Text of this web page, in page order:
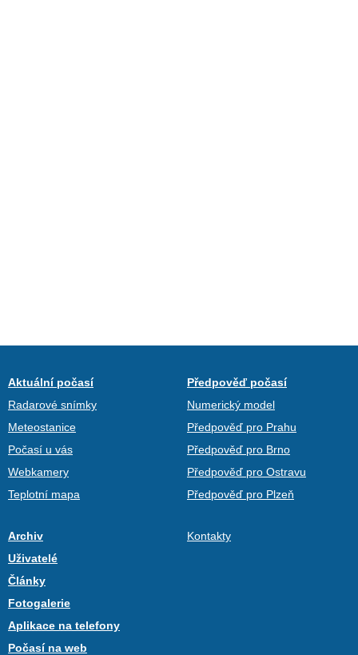
Aktuální počasí
Radarové snímky
Meteostanice
Počasí u vás
Webkamery
Teplotní mapa
Předpověď počasí
Numerický model
Předpověď pro Prahu
Předpověď pro Brno
Předpověď pro Ostravu
Předpověď pro Plzeň
Archiv
Uživatelé
Články
Fotogalerie
Aplikace na telefony
Počasí na web
Kontakty